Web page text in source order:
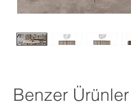
Benzer Ürünler